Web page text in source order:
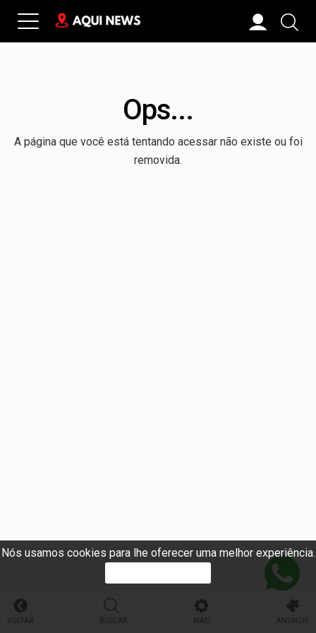
Nós usamos cookies para lhe oferecer uma melhor experiência.
Ops...
A página que você está tentando acessar não existe ou foi
removida.
VOLTAR BUSCAR MAIS ANUNCIE